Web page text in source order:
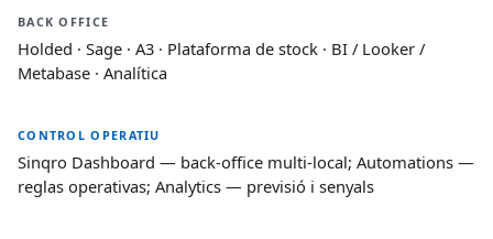
BACK OFFICE
Holded · Sage · A3 · Plataforma de stock · BI / Looker /
Metabase · Analítica
CONTROL OPERATIU
Sinqro Dashboard — back-office multi-local; Automations —
reglas operativas; Analytics — previsió i senyals